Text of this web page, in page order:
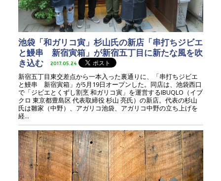
池袋「和ガリコ寅」杉山氏の新店「串打ちジビエ
と鰻串 新宿寅箱」が新宿五丁目に新たな風を吹
き込む
2017.05.24
新宿五丁目東交差点から一本入った裏通りに、「串打ちジビエ
と鰻串 新宿寅箱」が5月19日オープンした。同店は、池袋西口
で「ジビエとくずし割烹 和ガリコ寅」を運営するIBUQLO（イブ
クロ 東京都豊島区 代表取締役 杉山 亮氏）の新店。代表の杉山
氏は雛家（中野）、アガリコ池袋、アガリコ中野の立ち上げを
経...